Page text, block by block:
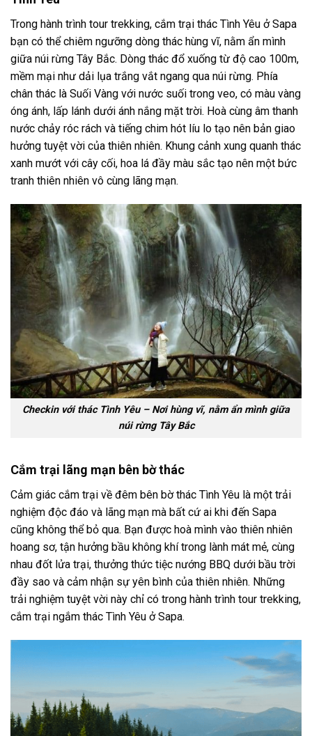
Trong hành trình tour trekking, cắm trại thác Tình Yêu ởSapa
bạn có thể chiêm ngưỡng dòng thác hùng vĩ, nằm ẩn mình
giữa núi rừng Tây Bắc. Dòng thác đổ xuống từ độ cao 100m,
mềm mại như dải lụa trắng vắt ngang qua núi rừng. Phía
chân thác là Suối Vàng với nước suối trong veo, có màu vàng
óng ánh, lấp lánh dưới ánh nắng mặt trời. Hoà cùng âm thanh
nước chảy róc rách và tiếng chim hót líu lo tạo nên bản giao
hưởng tuyệt vời của thiên nhiên. Khung cảnh xung quanh thác
xanh mướt với cây cối, hoa lá đầy màu sắc tạo nên một bức
tranh thiên nhiên vô cùng lãng mạn.
Checkin với thác Tình Yêu – Nơi hùng vĩ, nằm ẩn mình giữa
núi rừng Tây Bắc
Cắm trại lãng mạn bên bờ thác
Cảm giác cắm trại về đêm bên bờ thác Tình Yêu là một trải
nghiệm độc đáo và lãng mạn mà bất cứ ai khi đến Sapa
cũng không thể bỏ qua. Bạn được hoà mình vào thiên nhiên
hoang sơ, tận hưởng bầu không khí trong lành mát mẻ, cùng
nhau đốt lửa trại, thưởng thức tiệc nướng BBQ dưới bầu trời
đầy sao và cảm nhận sự yên bình của thiên nhiên. Những
trải nghiệm tuyệt vời này chỉ có trong hành trình tour trekking,
cắm trại ngắm thác Tình Yêu ởSapa.